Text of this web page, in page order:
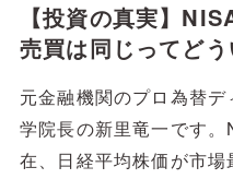
【投資の真実】
売買は同じってど
元金融機関のプロ為替
学院長の新里竜一です
在、日経平均株価が市